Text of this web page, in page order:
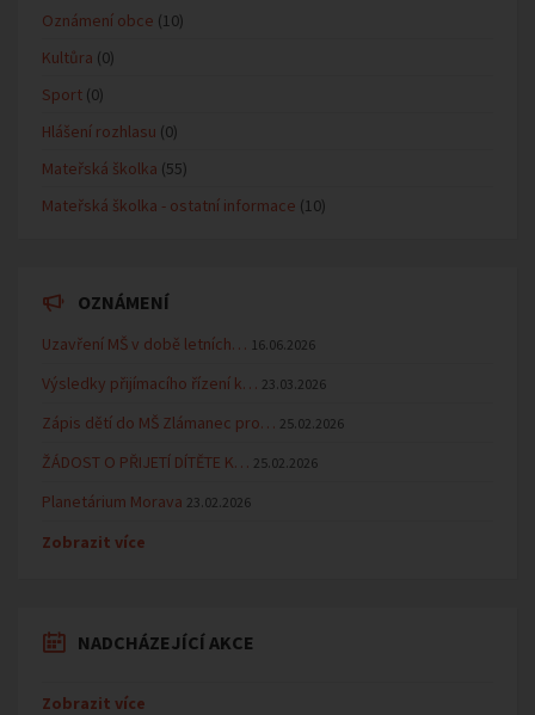
Oznámení obce (10)
Kultůra (0)
Sport (0)
Hlášení rozhlasu (0)
Mateřská školka (55)
Mateřská školka - ostatní informace (10)
OZNÁMENÍ
Uzavření MŠ v době letních… 16.06.2026
Výsledky přijímacího řízení k… 23.03.2026
Zápis dětí do MŠ Zlámanec pro… 25.02.2026
ŽÁDOST O PŘIJETÍ DÍTĚTE K… 25.02.2026
Planetárium Morava 23.02.2026
Zobrazit více
NADCHÁZEJÍCÍ AKCE
Zobrazit více